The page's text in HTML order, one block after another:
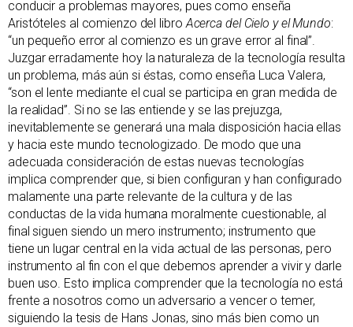
conducir a problemas mayores, pues como enseña
Aristóteles al comienzo del libroAcerca del Cielo y el Mundo:
“un pequeño error al comienzo es un grave error al final”.
Juzgar erradamente hoy la naturaleza de la tecnología resulta
un problema, más aún si éstas, como enseña Luca Valera,
“son el lente mediante el cual se participa en gran medida de
la realidad”. Si no se las entiende y se las prejuzga,
inevitablemente se generará una mala disposición hacia ellas
y hacia este mundo tecnologizado. De modo que una
adecuada consideración de estas nuevas tecnologías
implica comprender que, si bien configuran y han configurado
malamente una parte relevante de la cultura y de las
conductas de la vida humana moralmente cuestionable, al
final siguen siendo un mero instrumento; instrumento que
tiene un lugar central en la vida actual de las personas, pero
instrumento al fin con el que debemos aprender a vivir y darle
buen uso. Esto implica comprender que la tecnología no está
frente a nosotros como un adversario a vencer o temer,
siguiendo la tesis de Hans Jonas, sino más bien como un